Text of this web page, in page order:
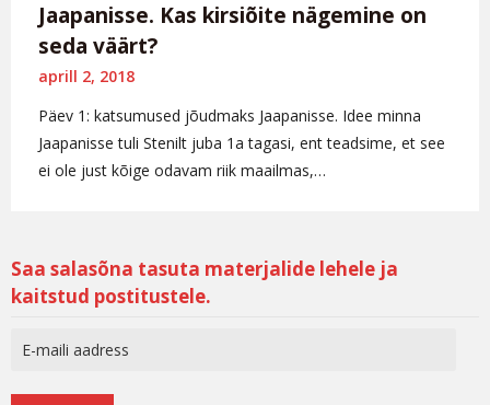
Jaapanisse. Kas kirsiõite nägemine on
seda väärt?
aprill 2, 2018
Päev 1: katsumused jõudmaks Jaapanisse. Idee minna
Jaapanisse tuli Stenilt juba 1a tagasi, ent teadsime, et see
ei ole just kõige odavam riik maailmas,…
Saa salasõna tasuta materjalide lehele ja
kaitstud postitustele.